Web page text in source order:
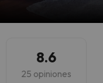
8.6
25 opiniones